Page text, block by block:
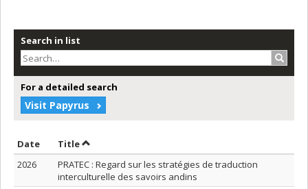
Search in list
For a detailed search
Visit Papyrus
Date Sort by date in ascending order
TitleSort by title in ascending order
2026
PRATEC : Regard sur les stratégies de traduction
interculturelle des savoirs andins